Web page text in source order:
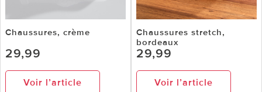
Chaussures, crème
29,99
Voir l’article
Chaussures stretch,
bordeaux
29,99
Voir l’article